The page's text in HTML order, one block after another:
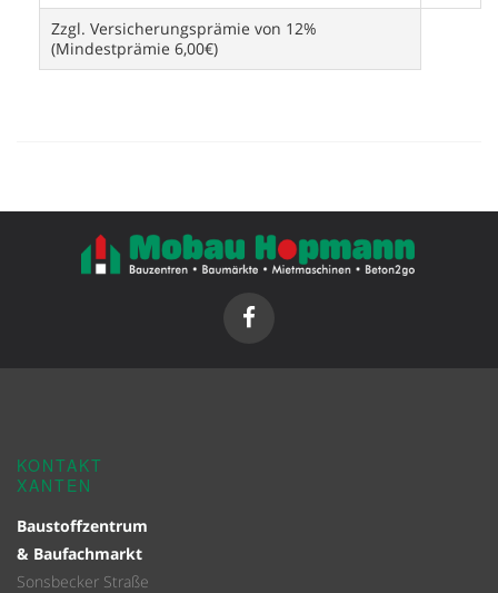
Zzgl. Versicherungsprämie von 12%
(Mindestprämie 6,00€)
KONTAKT
XANTEN
Baustoffzentrum
& Baufachmarkt
Sonsbecker Straße